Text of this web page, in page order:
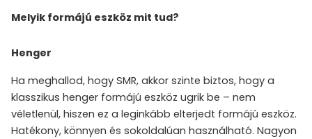
Melyik formájú eszköz mit tud?
Henger
Ha meghallod, hogy SMR, akkor szinte biztos, hogy a
klasszikus henger formájú eszköz ugrik be – nem
véletlenül, hiszen ez a leginkább elterjedt formájú eszköz.
Hatékony, könnyen és sokoldalúan használható. Nagyon